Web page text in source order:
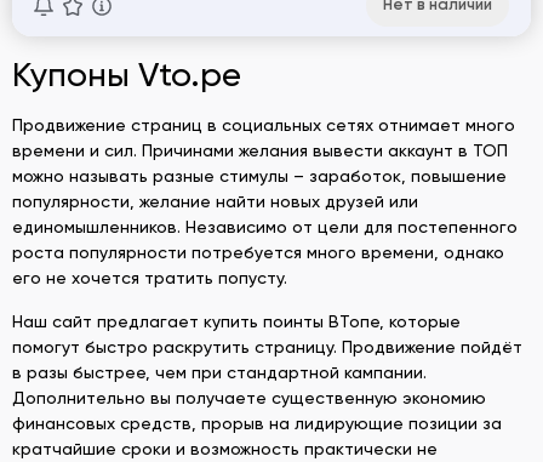
Нет в наличии
Купоны Vto.pe
Продвижение страниц в социальных сетях отнимает много
времени и сил. Причинами желания вывести аккаунт в ТОП
можно называть разные стимулы – заработок, повышение
популярности, желание найти новых друзей или
единомышленников. Независимо от цели для постепенного
роста популярности потребуется много времени, однако
его не хочется тратить попусту.
Наш сайт предлагает купить поинты ВТопе, которые
помогут быстро раскрутить страницу. Продвижение пойдёт
в разы быстрее, чем при стандартной кампании.
Дополнительно вы получаете существенную экономию
финансовых средств, прорыв на лидирующие позиции за
кратчайшие сроки и возможность практически не